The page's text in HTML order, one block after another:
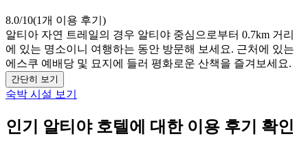
8.0/10(1개 이용 후기)
알티아 자연 트레일의 경우 알티야 중심으로부터 0.7km 거리
에 있는 명소이니 여행하는 동안 방문해 보세요. 근처에 있는
에스쿠 예배당 및 묘지에 들러 평화로운 산책을 즐겨보세요.
간단히 보기
숙박 시설 보기
인기 알티야 호텔에 대한 이용 후기 확인